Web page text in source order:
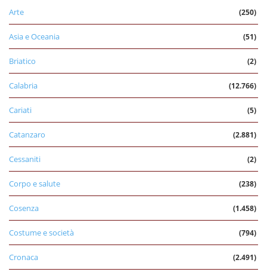
Arte (250)
Asia e Oceania (51)
Briatico (2)
Calabria (12.766)
Cariati (5)
Catanzaro (2.881)
Cessaniti (2)
Corpo e salute (238)
Cosenza (1.458)
Costume e società (794)
Cronaca (2.491)